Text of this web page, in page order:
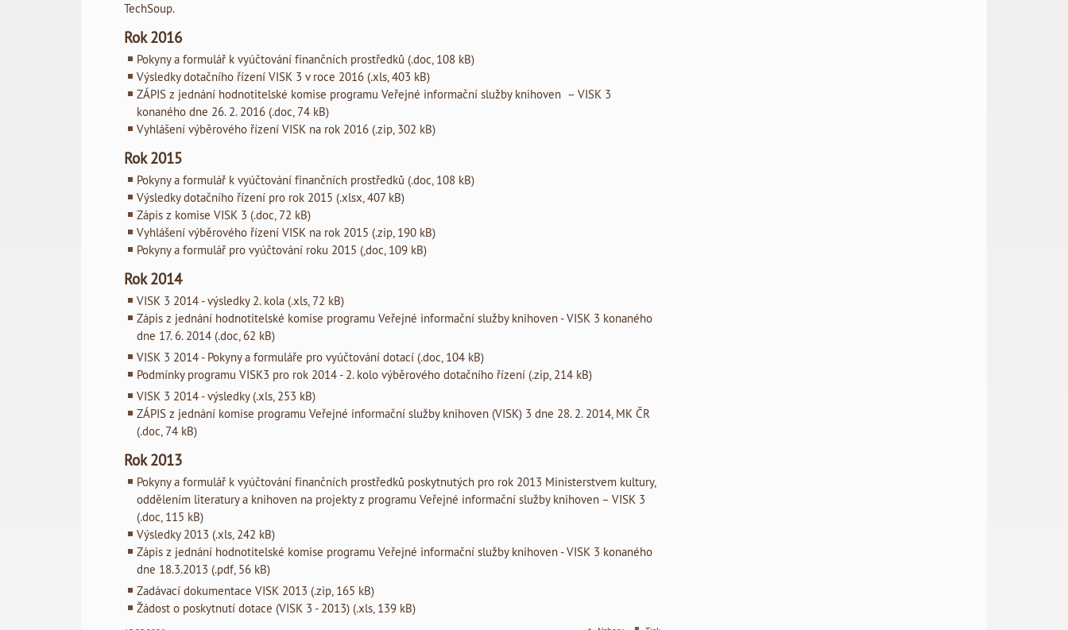
TechSoup.
Rok 2016
Pokyny a formulář k vyúčtování finančních prostředků (.doc, 108 kB)
Výsledky dotačního řízení VISK 3 v roce 2016 (.xls, 403 kB)
ZÁPIS z jednání hodnotitelské komise programu Veřejné informační služby knihoven – VISK 3
konaného dne 26. 2. 2016 (.doc, 74 kB)
Vyhlášení výběrového řízení VISK na rok 2016 (.zip, 302 kB)
Rok 2015
Pokyny a formulář k vyúčtování finančních prostředků (.doc, 108 kB)
Výsledky dotačního řízení pro rok 2015 (.xlsx, 407 kB)
Zápis z komise VISK 3 (.doc, 72 kB)
Vyhlášení výběrového řízení VISK na rok 2015 (.zip, 190 kB)
Pokyny a formulář pro vyúčtování roku 2015 (,doc, 109 kB)
Rok 2014
VISK 3 2014 - výsledky 2. kola (.xls, 72 kB)
Zápis z jednání hodnotitelské komise programu Veřejné informační služby knihoven - VISK 3 konaného
dne 17. 6. 2014 (.doc, 62 kB)
VISK 3 2014 - Pokyny a formuláře pro vyúčtování dotací (.doc, 104 kB)
Podmínky programu VISK3 pro rok 2014 - 2. kolo výběrového dotačního řízení (.zip, 214 kB)
VISK 3 2014 - výsledky (.xls, 253 kB)
ZÁPIS z jednání komise programu Veřejné informační služby knihoven (VISK) 3 dne 28. 2. 2014, MK ČR
(.doc, 74 kB)
Rok 2013
Pokyny a formulář k vyúčtování finančních prostředků poskytnutých pro rok 2013 Ministerstvem kultury,
oddělením literatury a knihoven na projekty z programu Veřejné informační služby knihoven – VISK 3
(.doc, 115 kB)
Výsledky 2013 (.xls, 242 kB)
Zápis z jednání hodnotitelské komise programu Veřejné informační služby knihoven - VISK 3 konaného
dne 18.3.2013 (.pdf, 56 kB)
Zadávací dokumentace VISK 2013 (.zip, 165 kB)
Žádost o poskytnutí dotace (VISK 3 - 2013) (.xls, 139 kB)